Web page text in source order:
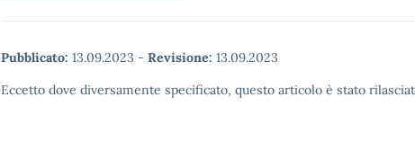
Pubblicato: 13.09.2023 - Revisione: 13.09.2023
Eccetto dove diversamente specificato, questo articolo è stato